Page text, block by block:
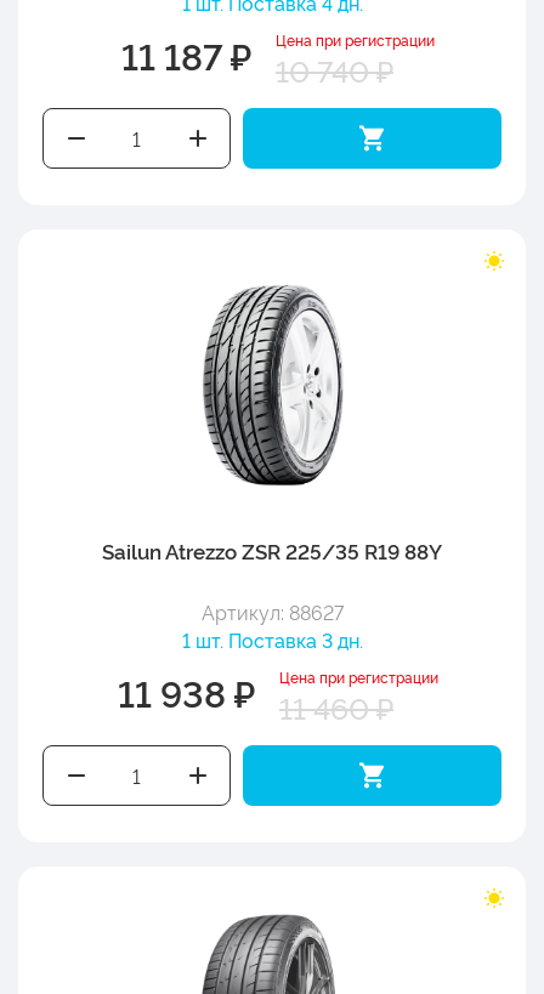
11 187 ₽ Цена при регистрации
10 740 ₽
Sailun Atrezzo ZSR 225/35 R19 88Y
Артикул: 88627
1 шт. Поставка 3 дн.
11 938 ₽ Цена при регистрации
11 460 ₽